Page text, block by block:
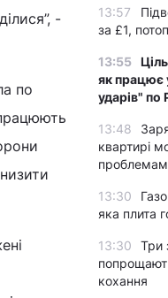
-
по
13:57
за £1,
13:55
як працює
ударів" по
13:48
квартирі
13:30
яка плита
13:30
Три
кохання